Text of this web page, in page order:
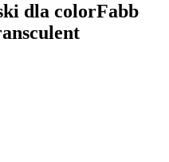
dla colorFabb